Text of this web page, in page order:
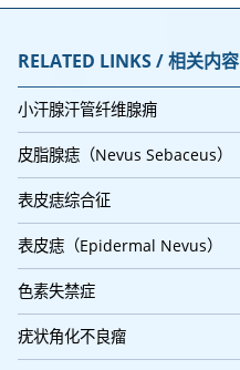
RELATED LINKS / 相关内容
小汗腺汗管纤维腺痈
皮脂腺痣（Nevus Sebaceus）
表皮痣综合征
表皮痣（Epidermal Nevus）
色素失禁症
疣状角化不良瘤